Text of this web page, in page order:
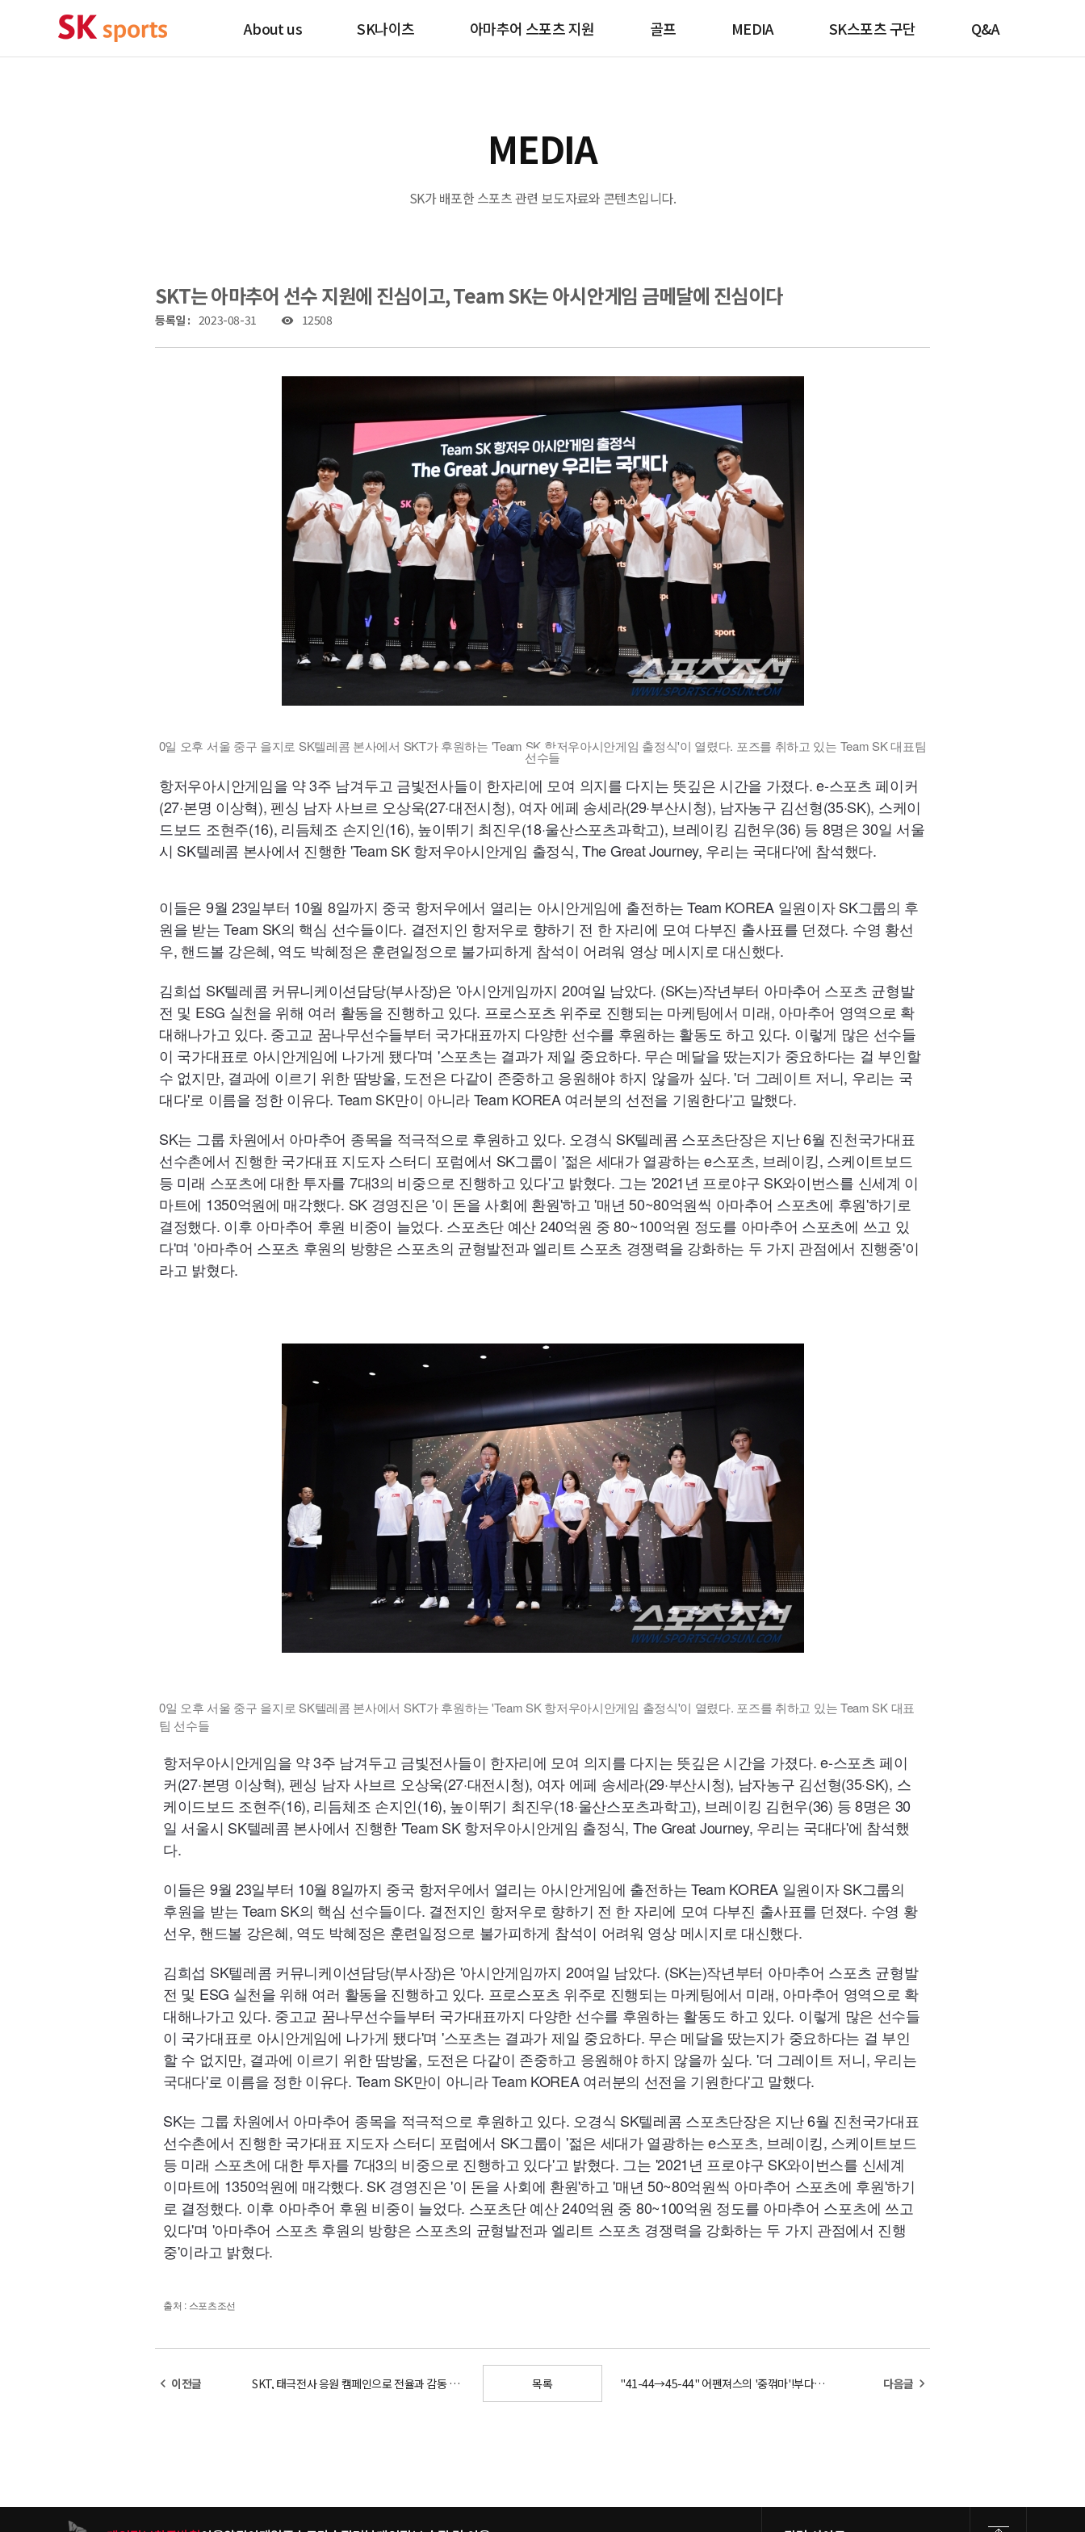
About us SK나이츠 아마추어 스포츠 지원 골프 MEDIA SK스포츠 구단 Q&A
MEDIA
SK가 배포한 스포츠 관련 보도자료와 콘텐츠입니다.
SKT는 아마추어 선수 지원에 진심이고, Team SK는 아시안게임 금메달에 진심이다
등록일 : 2023-08-31 visibility 12508
0일 오후 서울 중구 을지로 SK텔레콤 본사에서 SKT가 후원하는 'Team SK 항저우아시안게임 출정식'이 열렸다. 포즈를 취하고 있는 Team SK 대표팀
선수들
항저우아시안게임을 약 3주 남겨두고 금빛전사들이 한자리에 모여 의지를 다지는 뜻깊은 시간을 가졌다. e-스포츠 페이커
(27·본명 이상혁), 펜싱 남자 사브르 오상욱(27·대전시청), 여자 에페 송세라(29·부산시청), 남자농구 김선형(35·SK), 스케이
드보드 조현주(16), 리듬체조 손지인(16), 높이뛰기 최진우(18·울산스포츠과학고), 브레이킹 김헌우(36) 등 8명은 30일 서울
시 SK텔레콤 본사에서 진행한 'Team SK 항저우아시안게임 출정식, The Great Journey, 우리는 국대다'에 참석했다.
이들은 9월 23일부터 10월 8일까지 중국 항저우에서 열리는 아시안게임에 출전하는 Team KOREA 일원이자 SK그룹의 후
원을 받는 Team SK의 핵심 선수들이다. 결전지인 항저우로 향하기 전 한 자리에 모여 다부진 출사표를 던졌다. 수영 황선
우, 핸드볼 강은혜, 역도 박혜정은 훈련일정으로 불가피하게 참석이 어려워 영상 메시지로 대신했다.
김희섭 SK텔레콤 커뮤니케이션담당(부사장)은 '아시안게임까지 20여일 남았다. (SK는)작년부터 아마추어 스포츠 균형발
전 및 ESG 실천을 위해 여러 활동을 진행하고 있다. 프로스포츠 위주로 진행되는 마케팅에서 미래, 아마추어 영역으로 확
대해나가고 있다. 중고교 꿈나무선수들부터 국가대표까지 다양한 선수를 후원하는 활동도 하고 있다. 이렇게 많은 선수들
이 국가대표로 아시안게임에 나가게 됐다'며 '스포츠는 결과가 제일 중요하다. 무슨 메달을 땄는지가 중요하다는 걸 부인할
수 없지만, 결과에 이르기 위한 땀방울, 도전은 다같이 존중하고 응원해야 하지 않을까 싶다. '더 그레이트 저니, 우리는 국
대다'로 이름을 정한 이유다. Team SK만이 아니라 Team KOREA 여러분의 선전을 기원한다'고 말했다.
SK는 그룹 차원에서 아마추어 종목을 적극적으로 후원하고 있다. 오경식 SK텔레콤 스포츠단장은 지난 6월 진천국가대표
선수촌에서 진행한 국가대표 지도자 스터디 포럼에서 SK그룹이 '젊은 세대가 열광하는 e스포츠, 브레이킹, 스케이트보드
등 미래 스포츠에 대한 투자를 7대3의 비중으로 진행하고 있다'고 밝혔다. 그는 '2021년 프로야구 SK와이번스를 신세계 이
마트에 1350억원에 매각했다. SK 경영진은 '이 돈을 사회에 환원'하고 '매년 50~80억원씩 아마추어 스포츠에 후원'하기로
결정했다. 이후 아마추어 후원 비중이 늘었다. 스포츠단 예산 240억원 중 80~100억원 정도를 아마추어 스포츠에 쓰고 있
다'며 '아마추어 스포츠 후원의 방향은 스포츠의 균형발전과 엘리트 스포츠 경쟁력을 강화하는 두 가지 관점에서 진행중'이
라고 밝혔다.
0일 오후 서울 중구 을지로 SK텔레콤 본사에서 SKT가 후원하는 'Team SK 항저우아시안게임 출정식'이 열렸다. 포즈를 취하고 있는 Team SK 대표
팀 선수들
항저우아시안게임을 약 3주 남겨두고 금빛전사들이 한자리에 모여 의지를 다지는 뜻깊은 시간을 가졌다. e-스포츠 페이
커(27·본명 이상혁), 펜싱 남자 사브르 오상욱(27·대전시청), 여자 에페 송세라(29·부산시청), 남자농구 김선형(35·SK), 스
케이드보드 조현주(16), 리듬체조 손지인(16), 높이뛰기 최진우(18·울산스포츠과학고), 브레이킹 김헌우(36) 등 8명은 30
일 서울시 SK텔레콤 본사에서 진행한 'Team SK 항저우아시안게임 출정식, The Great Journey, 우리는 국대다'에 참석했
다.
이들은 9월 23일부터 10월 8일까지 중국 항저우에서 열리는 아시안게임에 출전하는 Team KOREA 일원이자 SK그룹의
후원을 받는 Team SK의 핵심 선수들이다. 결전지인 항저우로 향하기 전 한 자리에 모여 다부진 출사표를 던졌다. 수영 황
선우, 핸드볼 강은혜, 역도 박혜정은 훈련일정으로 불가피하게 참석이 어려워 영상 메시지로 대신했다.
김희섭 SK텔레콤 커뮤니케이션담당(부사장)은 '아시안게임까지 20여일 남았다. (SK는)작년부터 아마추어 스포츠 균형발
전 및 ESG 실천을 위해 여러 활동을 진행하고 있다. 프로스포츠 위주로 진행되는 마케팅에서 미래, 아마추어 영역으로 확
대해나가고 있다. 중고교 꿈나무선수들부터 국가대표까지 다양한 선수를 후원하는 활동도 하고 있다. 이렇게 많은 선수들
이 국가대표로 아시안게임에 나가게 됐다'며 '스포츠는 결과가 제일 중요하다. 무슨 메달을 땄는지가 중요하다는 걸 부인
할 수 없지만, 결과에 이르기 위한 땀방울, 도전은 다같이 존중하고 응원해야 하지 않을까 싶다. '더 그레이트 저니, 우리는
국대다'로 이름을 정한 이유다. Team SK만이 아니라 Team KOREA 여러분의 선전을 기원한다'고 말했다.
SK는 그룹 차원에서 아마추어 종목을 적극적으로 후원하고 있다. 오경식 SK텔레콤 스포츠단장은 지난 6월 진천국가대표
선수촌에서 진행한 국가대표 지도자 스터디 포럼에서 SK그룹이 '젊은 세대가 열광하는 e스포츠, 브레이킹, 스케이트보드
등 미래 스포츠에 대한 투자를 7대3의 비중으로 진행하고 있다'고 밝혔다. 그는 '2021년 프로야구 SK와이번스를 신세계
이마트에 1350억원에 매각했다. SK 경영진은 '이 돈을 사회에 환원'하고 '매년 50~80억원씩 아마추어 스포츠에 후원'하기
로 결정했다. 이후 아마추어 후원 비중이 늘었다. 스포츠단 예산 240억원 중 80~100억원 정도를 아마추어 스포츠에 쓰고
있다'며 '아마추어 스포츠 후원의 방향은 스포츠의 균형발전과 엘리트 스포츠 경쟁력을 강화하는 두 가지 관점에서 진행
중'이라고 밝혔다.
출처 : 스포츠조선
navigate_before 이전글 SKT, 태극전사 응원 캠페인으로 전율과 감동 함께 나눈다 목록 "41-44→45-44" 어펜져스의 '중꺾마'!부다페스트월드컵 獨꺾고 우승 드라마(ft.'막내온탑'오상욱의 귀환) 다음글 navigate_next